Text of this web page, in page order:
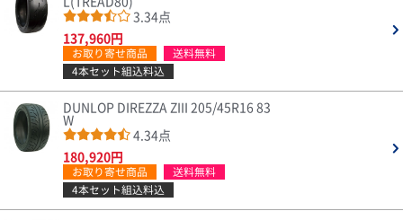
3.34点
137,960円
お取り寄せ商品
送料無料
4本セット組込料込
DUNLOP DIREZZA ZIII 205/45R16 83
W
4.34点
180,920円
お取り寄せ商品
送料無料
4本セット組込料込